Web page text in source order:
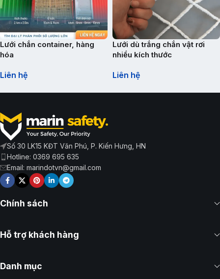
Lưới chắn container, hàng
hóa
Liên hệ
Lưới dù trắng chắn vật rơi
nhiều kích thước
Liên hệ
Số 30 LK15 KĐT Văn Phú, P. Kiến Hưng, HN
Hotline: 0369 695 635
Email: marindotvn@gmail.com
Chính sách
Hỗ trợ khách hàng
Danh mục